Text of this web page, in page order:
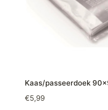
Kaas/passeerdoek
€5,99